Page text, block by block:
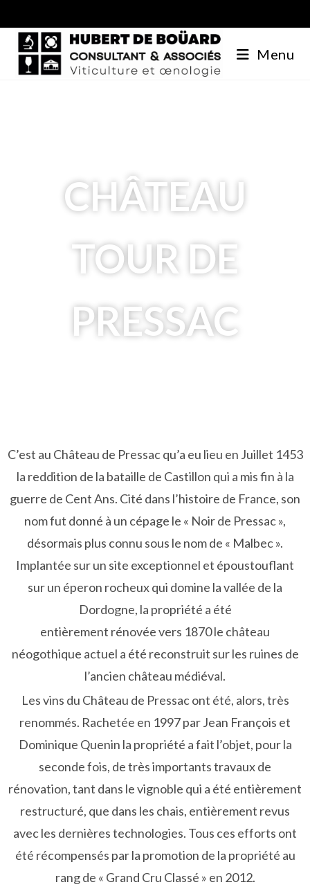
Menu
CHÂTEAU
TOUR DE
PRESSAC
C’est au Château de Pressac qu’a eu lieu en Juillet 1453
la reddition de la bataille de Castillon qui a mis fin à la
guerre de Cent Ans. Cité dans l’histoire de France, son
nom fut donné à un cépage le « Noir de Pressac »,
désormais plus connu sous le nom de « Malbec ».
Implantée sur un site exceptionnel et époustouflant
sur un éperon rocheux qui domine la vallée de la
Dordogne, la propriété a été
entièrement rénovée vers 1870 le château
néogothique actuel a été reconstruit sur les ruines de
l’ancien château médiéval.
Les vins du Château de Pressac ont été, alors, très
renommés. Rachetée en 1997 par Jean François et
Dominique Quenin la propriété a fait l’objet, pour la
seconde fois, de très importants travaux de
rénovation, tant dans le vignoble qui a été entièrement
restructuré, que dans les chais, entièrement revus
avec les dernières technologies. Tous ces efforts ont
été récompensés par la promotion de la propriété au
rang de « Grand Cru Classé » en 2012.